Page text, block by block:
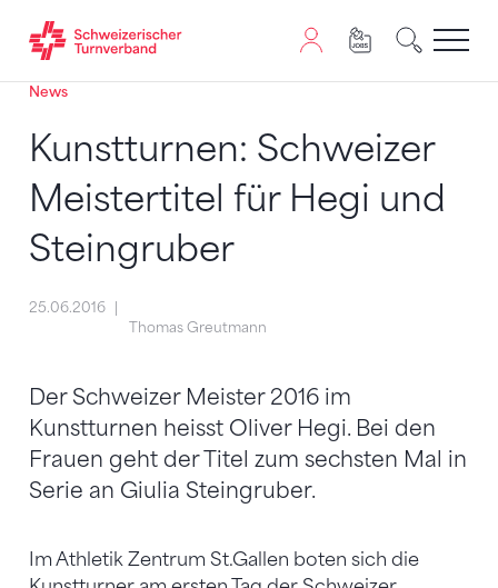
Zum Inhalt springen
Zur Sitemap navigieren
Zum Navigieren dieser Seite wird JavaScript benötigt.
News
Kunstturnen: Schweizer
Meistertitel für Hegi und
Steingruber
25.06.2016
Thomas Greutmann
Der Schweizer Meister 2016 im
Kunstturnen heisst Oliver Hegi. Bei den
Frauen geht der Titel zum sechsten Mal in
Serie an Giulia Steingruber.
Im Athletik Zentrum St.Gallen boten sich die